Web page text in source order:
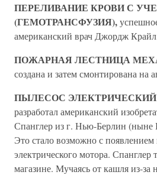
ПЕРЕЛИВАНИЕ КРОВИ С
(ГЕМОТРАНСФУЗИЯ),
американский врач Джордж
ПОЖАРНАЯ ЛЕСТНИЦА
создана и затем смонтирована на
ПЫЛЕСОС
разработал американский
Спанглер из г. Нью-Берлин
Это стало возможно с
электрического мотора.
магазине. Мучаясь от кашля из-за